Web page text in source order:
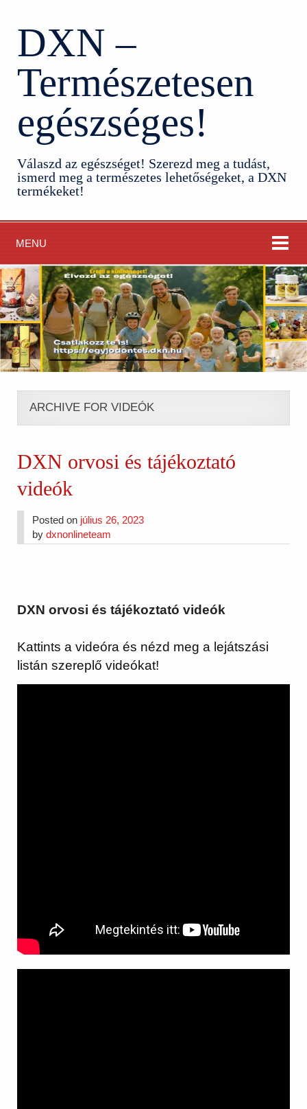
DXN –
Természetesen
egészséges!
Válaszd az egészséget! Szerezd meg a tudást,
ismerd meg a természetes lehetőségeket, a DXN
termékeket!
MENU
ARCHIVE FOR VIDEÓK
DXN orvosi és tájékoztató
videók
Posted on július 26, 2023
bydxnonlineteam
DXN orvosi és tájékoztató videók
Kattints a videóra és nézd meg a lejátszási
listán szereplő videókat!